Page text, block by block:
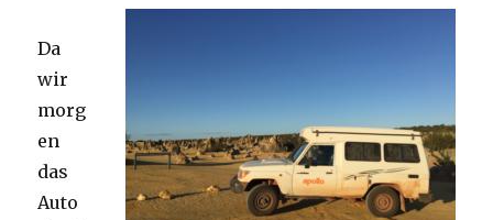
Da
wir
morg
en
das
Auto